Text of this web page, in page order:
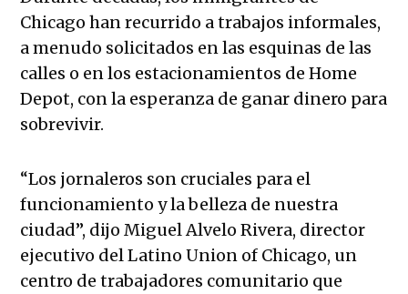
Chicago han recurrido a trabajos informales,
a menudo solicitados en las esquinas de las
calles o en los estacionamientos de Home
Depot, con la esperanza de ganar dinero para
sobrevivir.
“Los jornaleros son cruciales para el
funcionamiento y la belleza de nuestra
ciudad”, dijo Miguel Alvelo Rivera, director
ejecutivo del Latino Union of Chicago, un
centro de trabajadores comunitario que